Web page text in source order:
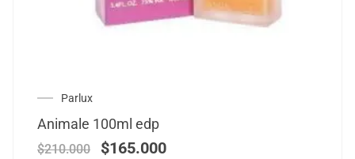
Parlux
Animale 100ml edp
$210.000 $165.000